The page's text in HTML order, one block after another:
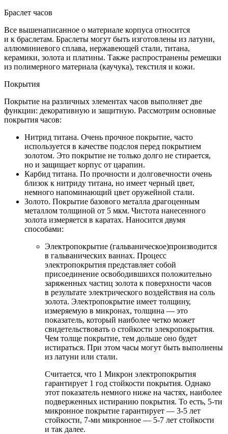
Браслет часов
Все вышенаписанное о материале корпуса относится
и к браслетам. Браслеты могут быть изготовлены из латуни,
аллюминиевого сплава, нержавеющей стали, титана,
керамики, золота и платины. Также распространены ремешки
из полимерного материала (каучука), текстиля и кожи.
Покрытия
Покрытие на различных элементах часов выполняет две
функции: декоративную и защитную. Рассмотрим основные
покрытия часов:
Нитрид титана. Очень прочное покрытие, часто
используется в качестве подслоя перед покрытием
золотом. Это покрытие не только долго не стирается,
но и защищает корпус от царапин.
Карбид титана. По прочности и долговечности очень
близок к нитриду титана, но имеет черный цвет,
немного напоминающий цвет оружейной стали.
Золото. Покрытие базового металла драгоценным
металлом толщиной от 5 мкм. Чистота нанесенного
золота измеряется в каратах. Наносится двумя
способами:
Электропокрытие (гальваническое)производится
в гальванических ваннах. Процесс
электропокрытия представляет собой
присоединение освободившихся положительно
заряженных частиц золота к поверхности часов
в результате электрического воздействия на соль
золота. Электропокрытие имеет толщину,
измеряемую в микронах, толщина — это
показатель, который наиболее четко может
свидетельствовать о стойкости элекропокрытия.
Чем толще покрытие, тем дольше оно будет
истираться. При этом часы могут быть выполнены
из латуни или стали.
Считается, что 1 Микрон электропокрытия
гарантирует 1 год стойкости покрытия. Однако
этот показатель немного ниже на частях, наиболее
подверженных истиранию покрытия. То есть, 5-ти
микронное покрытие гарантирует — 3-5 лет
стойкости, 7-ми микронное — 5-7 лет стойкости
и так далее.